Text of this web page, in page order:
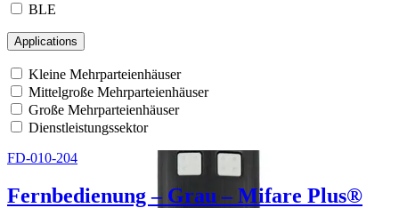
BLE
Applications
Kleine Mehrparteienhäuser
Mittelgroße Mehrparteienhäuser
Große Mehrparteienhäuser
Dienstleistungssektor
FD-010-204
Fernbedienung – Grau – Mifare Plus®